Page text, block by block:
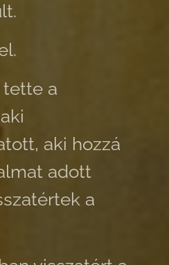
tette a
aki hozzá
adott
a